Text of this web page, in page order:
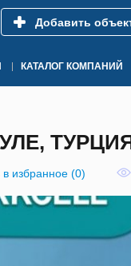
Добавить
КАТАЛОГ КОМПАНИЙ
в избранное (0)